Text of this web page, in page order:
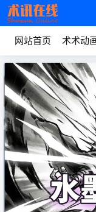
网站首页 术术动